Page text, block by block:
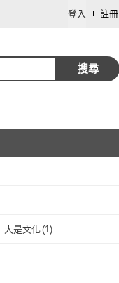
登入 註冊
搜尋
大是文化(1)
取消